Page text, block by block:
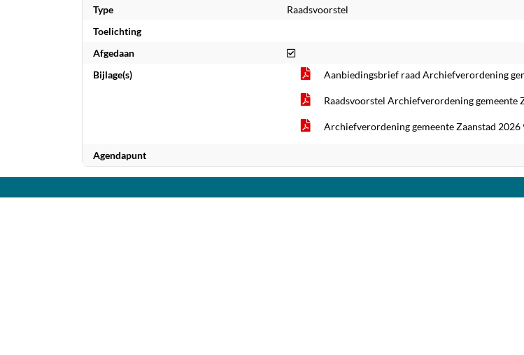
Type
Raadsvoorstel
Toelichting
Afgedaan
Afgedaan
Bijlage(s)
Aanbiedingsbrief raad Archiefverordening
Raadsvoorstel Archiefverordening gemeente
Archiefverordening gemeente Zaanstad 2026
Agendapunt